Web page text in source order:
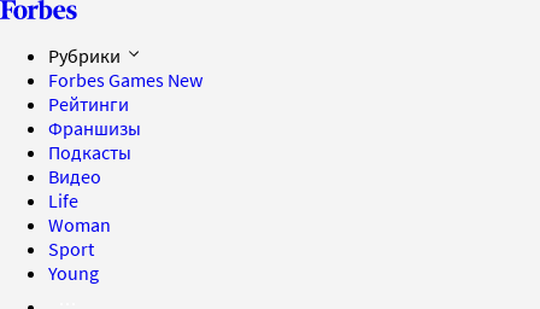
Рубрики
Forbes Games New
Рейтинги
Франшизы
Подкасты
Видео
Life
Woman
Sport
Young